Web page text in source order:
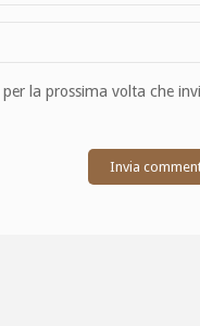
la prossima volta che